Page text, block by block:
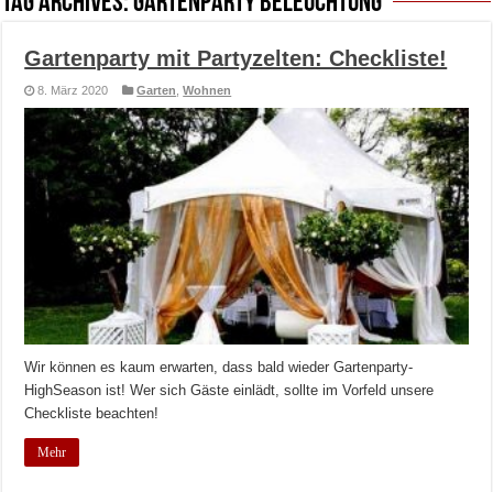
Gartenparty mit Partyzelten: Checkliste!
8. März 2020 Garten ,Wohnen
Wir können es kaum erwarten, dass bald wieder Gartenparty-
HighSeason ist! Wer sich Gäste einlädt, sollte im Vorfeld unsere
Checkliste beachten!
Mehr